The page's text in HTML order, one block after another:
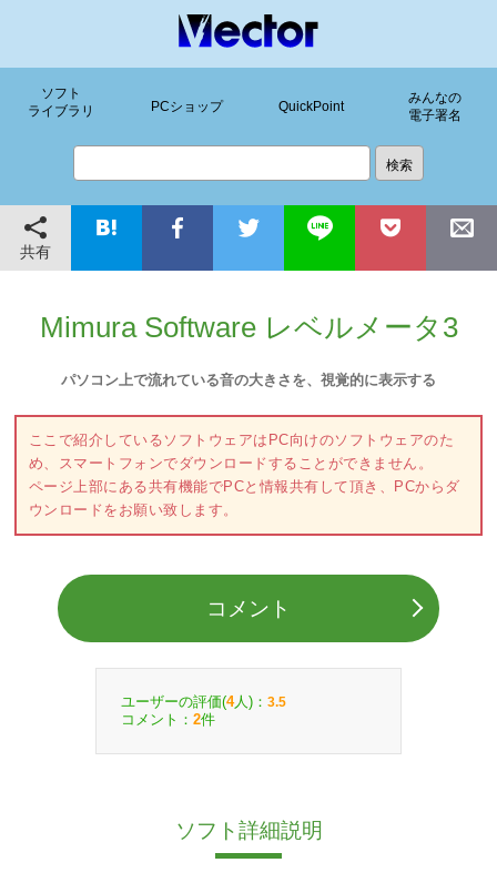
ソフト
ライブラリ
PCショップ QuickPoint
みんなの
電子署名
共有
Mimura Software レベルメータ3
パソコン上で流れている音の大きさを、視覚的に表示する
ここで紹介しているソフトウェアはPC向けのソフトウェアのた
め、スマートフォンでダウンロードすることができません。
ページ上部にある共有機能でPCと情報共有して頂き、PCからダ
ウンロードをお願い致します。
コメント
ユーザーの評価(4人)： 3.5
コメント： 2件
ソフト詳細説明